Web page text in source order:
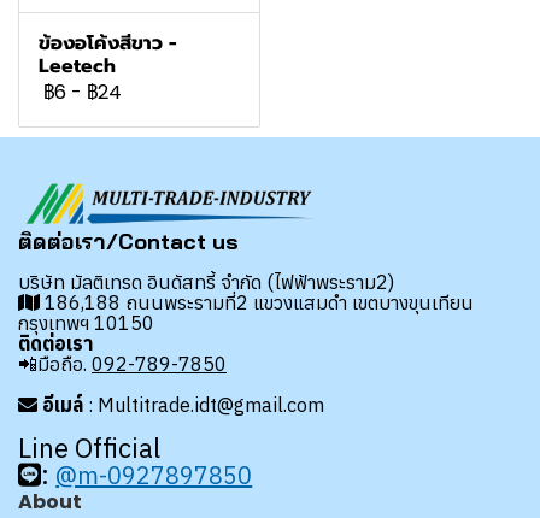
ข้องอโค้งสีขาว -
Leetech
฿6 - ฿24
ติดต่อเรา/Contact us
บริษัท มัลติเทรด อินดัสทรี้ จำกัด (ไฟฟ้าพระราม2)
186,188 ถนนพระรามที่2 แขวงแสมดำ เขตบางขุนเทียน
กรุงเทพฯ 10150
ติดต่อเรา
📲มือถือ. 092-789-7850
อีเมล์ : Multitrade.idt@gmail.com
Line Official
: @m-0927897850
About